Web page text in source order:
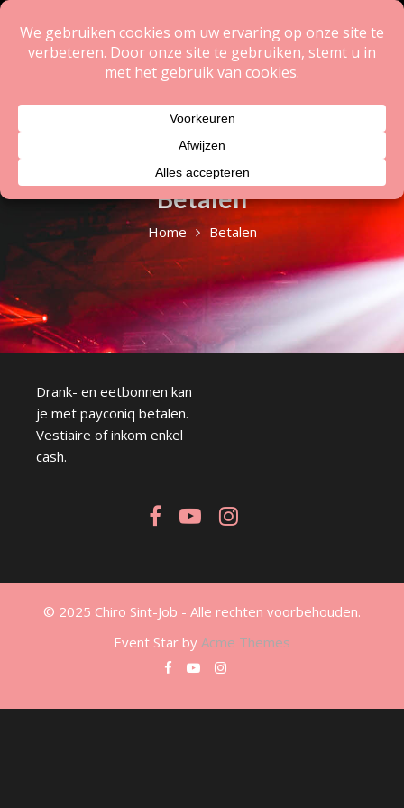
Skip
content
Betalen
Home Betalen
Drank- en eetbonnen kan
je met payconiq betalen.
Vestiaire of inkom enkel
cash.
© 2025 Chiro Sint-Job - Alle rechten voorbehouden.
Event Star by Acme Themes